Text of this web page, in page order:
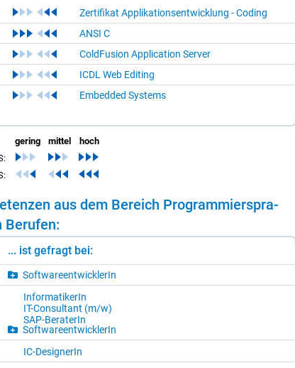
Zertifikat Applikationsentwicklung - Coding
ANSI C
ColdFusion Application Server
ICDL Web Editing
Embedded Systems
gering mittel
hoch
aus dem Be­reich Pro­gram­mier­spra­
Be­ru­fen:
... ist gefragt bei:
Soft­ware­ent­wick­le­rIn
In­for­ma­ti­ke­rIn
IT-Con­sul­tant (m/​w)
SAP-Be­ra­te­rIn
Soft­ware­ent­wick­le­rIn
IC-De­si­gne­rIn